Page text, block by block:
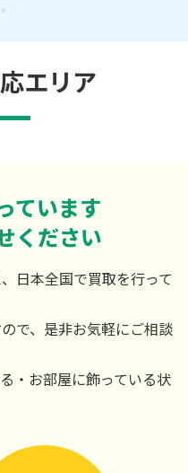
エリア
ています
ください
日本全国で買取を行って
で、是非お気軽にご相談
・お部屋に飾っている状